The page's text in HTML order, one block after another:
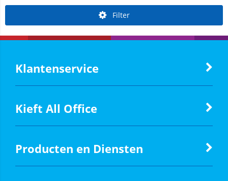
Filter
Klantenservice
Kieft All Office
Producten en Diensten